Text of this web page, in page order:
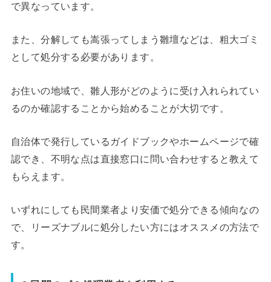
で異なっています。
また、分解しても嵩張ってしまう雛壇などは、粗大ゴミ
として処分する必要があります。
お住いの地域で、雛人形がどのように受け入れられてい
るのか確認することから始めることが大切です。
自治体で発行しているガイドブックやホームページで確
認でき、不明な点は直接窓口に問い合わせすると教えて
もらえます。
いずれにしても民間業者より安価で処分できる傾向なの
で、リーズナブルに処分したい方にはオススメの方法で
す。